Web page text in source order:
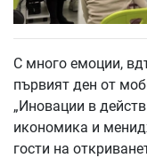
С много емоции,
първият ден от
„Иновации в
икономика и
гости на